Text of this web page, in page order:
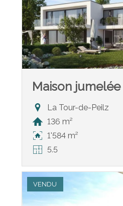
Maison jumelée
La Tour-de-Peilz
136 m²
1'584 m²
5.5
VENDU